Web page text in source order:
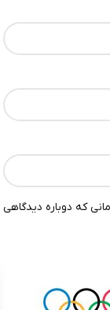
که دوباره دیدگاهی